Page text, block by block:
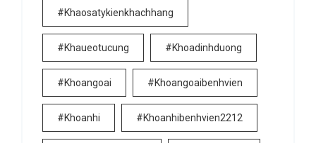
#khaosatykienkhachhang
#khaueotucung #khoadinhduong
#khoangoai #khoangoaibenhvien
#khoanhi #khoanhibenhvien2212